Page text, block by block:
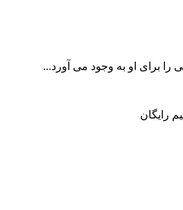
برای او به وجود می آورد...
رایگان